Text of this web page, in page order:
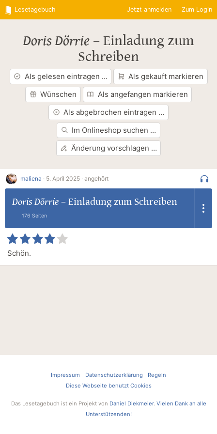
Lesetagebuch Jetzt anmelden Zum Login
Doris Dörrie – Einladung zum
Schreiben
Als gelesen eintragen …
Als gekauft markieren
Wünschen
Als angefangen markieren
Als abgebrochen eintragen …
Im Onlineshop suchen …
Änderung vorschlagen …
maliena · 5. April 2025 · angehört
Doris Dörrie– Einladung zum Schreiben
176 Seiten
Schön.
Impressum Datenschutzerklärung
Regeln
Diese Webseite benutzt Cookies
Das Lesetagebuch ist ein Projekt von Daniel Diekmeier. Vielen Dank an alle
Unterstützenden!